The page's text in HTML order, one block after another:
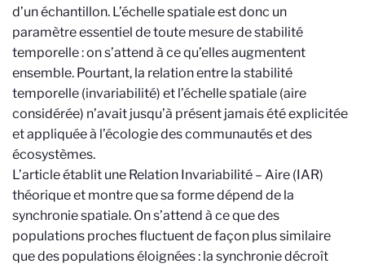
d’un échantillon. L’échelle spatiale est donc un
paramètre essentiel de toute mesure de stabilité
temporelle : on s’attend à ce qu’elles augmentent
ensemble. Pourtant, la relation entre la stabilité
temporelle (invariabilité) et l’échelle spatiale (aire
considérée) n’avait jusqu’à présent jamais été explicitée
et appliquée à l’écologie des communautés et des
écosystèmes.
L’article établit une Relation Invariabilité – Aire (IAR)
théorique et montre que sa forme dépend de la
synchronie spatiale. On s’attend à ce que des
populations proches fluctuent de façon plus similaire
que des populations éloignées : la synchronie décroît